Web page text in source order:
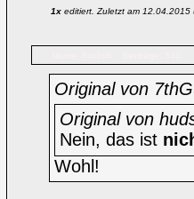
1x editiert. Zuletzt am 12.04.2015
Original von
Original von
Nein, das ist
Wohl!